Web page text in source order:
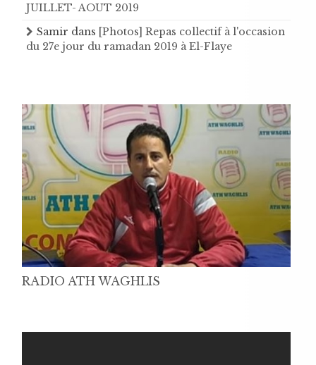
JUILLET- AOUT 2019
Samir dans [Photos] Repas collectif à l'occasion
du 27e jour du ramadan 2019 à El-Flaye
RADIO ATH WAGHLIS